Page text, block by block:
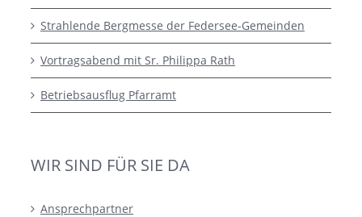
Strahlende Bergmesse der Federsee-Gemeinden
Vortragsabend mit Sr. Philippa Rath
Betriebsausflug Pfarramt
WIR SIND FÜR SIE DA
Ansprechpartner